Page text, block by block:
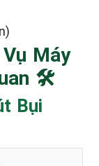
Máy
🛠️
Bụi